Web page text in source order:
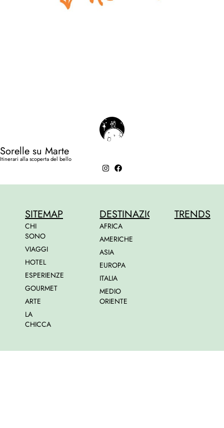
Sorelle su Marte
Itinerari alla scoperta del bello
SITEMAP
CHI
SONO
VIAGGI
HOTEL
ESPERIENZE
GOURMET
ARTE
LA
CHICCA
DESTINAZIONI
AFRICA
AMERICHE
ASIA
EUROPA
ITALIA
MEDIO
ORIENTE
TRENDS